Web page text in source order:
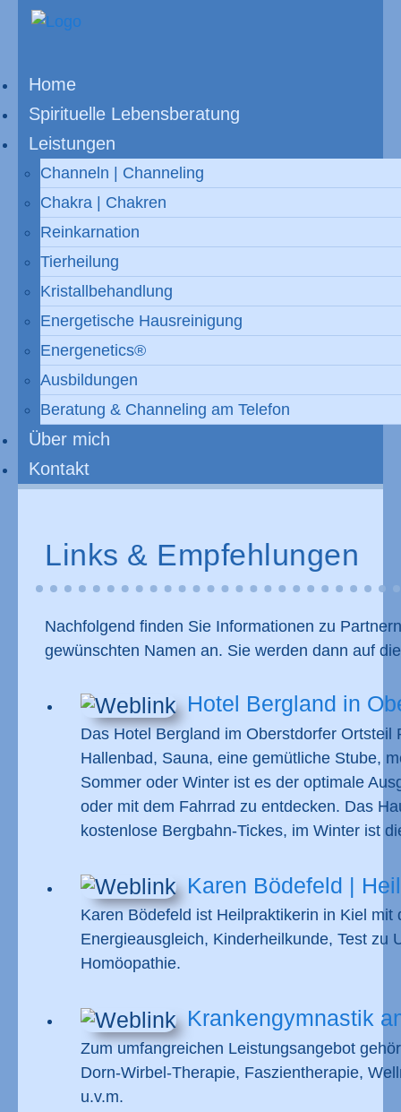
Home
Spirituelle Lebensberatung
Leistungen
Channeln | Channeling
Chakra | Chakren
Reinkarnation
Tierheilung
Kristallbehandlung
Energetische Hausreinigung
Energenetics®
Ausbildungen
Beratung & Channeling am Telefon
Über mich
Kontakt
Links & Empfehlungen
Nachfolgend finden Sie Informationen zu
gewünschten Namen an. Sie werden dann auf
Hotel Bergland in
Das Hotel Bergland im Oberstdorfer
Hallenbad, Sauna, eine gemütliche Stube,
Sommer oder Winter ist es der optimale
oder mit dem Fahrrad zu entdecken. Das
kostenlose Bergbahn-Tickes, im Winter ist
Karen Bödefeld |
Karen Bödefeld ist Heilpraktikerin in Kiel
Energieausgleich, Kinderheilkunde, Test zu
Homöopathie.
Krankengymnastik
Zum umfangreichen Leistungsangebot
Dorn-Wirbel-Therapie, Faszientherapie,
u.v.m.